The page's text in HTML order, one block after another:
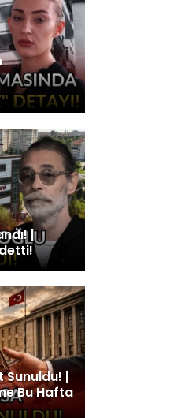
|
Sunuldu! |
Bu Hafta